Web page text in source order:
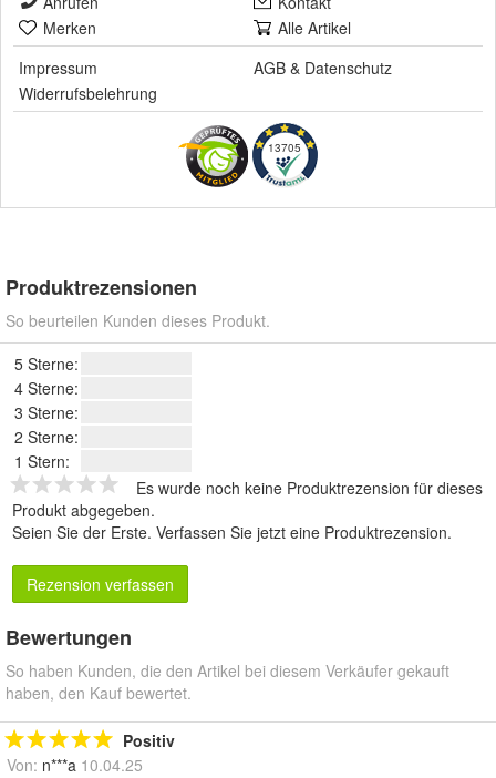
Merken
Alle Artikel
Impressum
AGB & Datenschutz
Widerrufsbelehrung
13705
Produktrezensionen
So beurteilen Kunden dieses Produkt.
5 Sterne:
4 Sterne:
3 Sterne:
2 Sterne:
1 Stern:
Es wurde noch keine Produktrezension für dieses
Produkt abgegeben.
Seien Sie der Erste. Verfassen Sie jetzt eine Produktrezension.
Rezension verfassen
Bewertungen
So haben Kunden, die den Artikel bei diesem Verkäufer gekauft
haben, den Kauf bewertet.
Positiv
Von: n***a 10.04.25